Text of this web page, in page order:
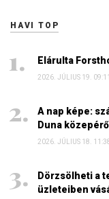
HAVI TOP
Elárulta
2026. JÚLIUS 19. 09:11
A nap képe:
Duna közepéről
2026. JÚLIUS 18.
Dörzsölheti a
üzleteiben